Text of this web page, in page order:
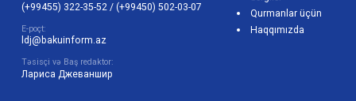
E-poçt:
Təsisçi və Baş redaktor:
Haqqımızda